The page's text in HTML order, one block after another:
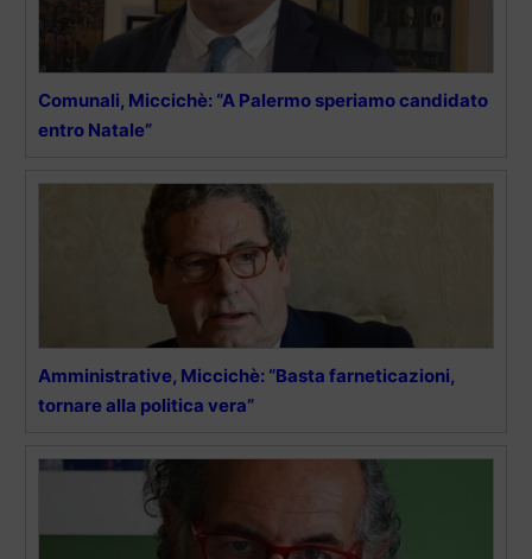
Comunali, Miccichè: “A Palermo speriamo candidato
entro Natale”
Amministrative, Miccichè: “Basta farneticazioni,
tornare alla politica vera”